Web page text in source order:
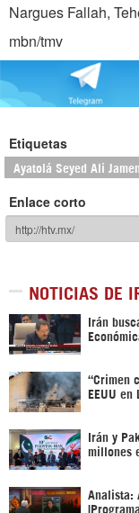
Nargues Fallah,
mbn/tmv
Etiquetas
Ayatolá Seyed Ali
Enlace corto
NOTICIAS DE
Irán
“Crimen
EEUU en
Irán y
millones
Analista: